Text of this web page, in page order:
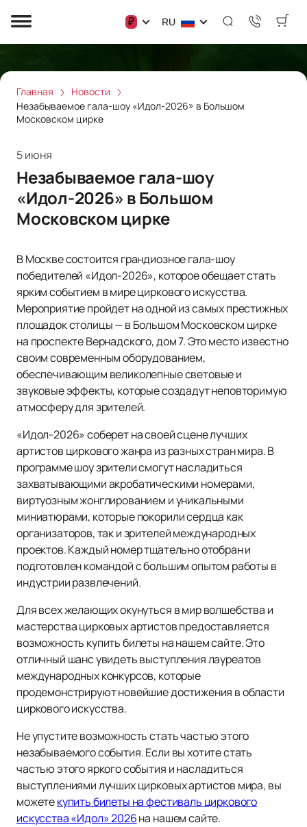
₽ RU
Главная
Новости
Незабываемое гала-шоу «Идол-2026» в Большом
Московском цирке
5 июня
Незабываемое гала-шоу
«Идол-2026» в Большом
Московском цирке
В Москве состоится грандиозное гала-шоу
победителей «Идол-2026», которое обещает стать
ярким событием в мире циркового искусства.
Мероприятие пройдет на одной из самых престижных
площадок столицы — в Большом Московском цирке
на проспекте Вернадского, дом 7. Это место известно
своим современным оборудованием,
обеспечивающим великолепные световые и
звуковые эффекты, которые создадут неповторимую
атмосферу для зрителей.
«Идол-2026» соберет на своей сцене лучших
артистов циркового жанра из разных стран мира. В
программе шоу зрители смогут насладиться
захватывающими акробатическими номерами,
виртуозным жонглированием и уникальными
миниатюрами, которые покорили сердца как
организаторов, так и зрителей международных
проектов. Каждый номер тщательно отобран и
подготовлен командой с большим опытом работы в
индустрии развлечений.
Для всех желающих окунуться в мир волшебства и
мастерства цирковых артистов предоставляется
возможность купить билеты на нашем сайте. Это
отличный шанс увидеть выступления лауреатов
международных конкурсов, которые
продемонстрируют новейшие достижения в области
циркового искусства.
Не упустите возможность стать частью этого
незабываемого события. Если вы хотите стать
частью этого яркого события и насладиться
выступлениями лучших цирковых артистов мира, вы
можетекупить билеты на фестиваль циркового
искусства «Идол» 2026на нашем сайте.